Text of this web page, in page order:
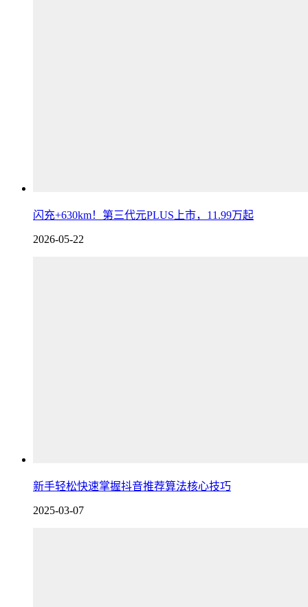
闪充+630km！第三代元PLUS上市，11.99万起
2026-05-22
新手轻松快速掌握抖音推荐算法核心技巧
2025-03-07